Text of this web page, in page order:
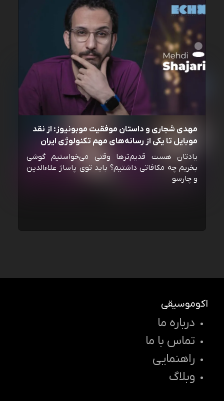
مهدی شجاری و داستان موفقیت موبونیوز: از نقد
موبایل تا یکی از رسانه‌‌های مهم تکنولوژی ایران
یادتان هست قدیم‌ترها وقتی می‌خواستیم گوشی
بخریم چه مکافاتی داشتیم؟ باید توی پاساژ علاءالدین
و چارسو
اکوموسیقی
درباره ما
تماس با ما
راهنمایی
وبلاگ